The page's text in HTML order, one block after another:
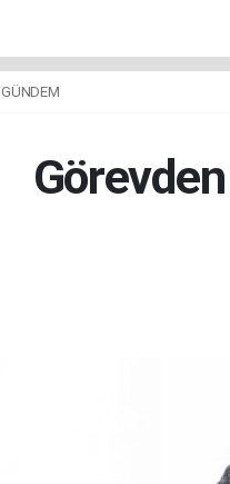
GÜNDEM